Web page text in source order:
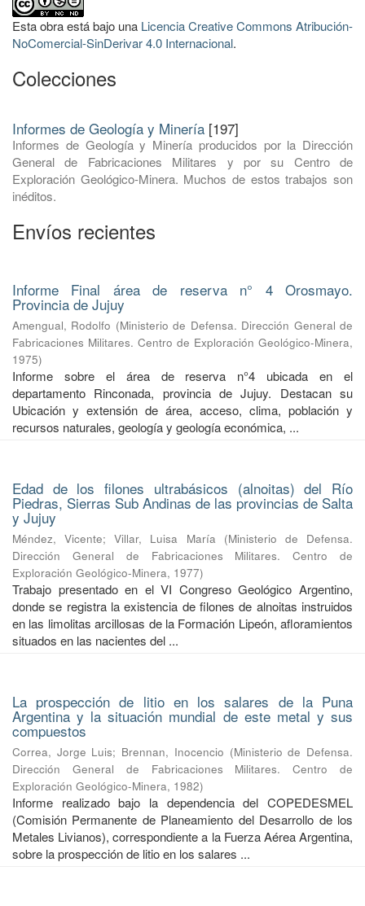
Esta obra está bajo una Licencia Creative Commons Atribución-
NoComercial-SinDerivar 4.0 Internacional.
Colecciones
Informes de Geología y Minería [197]
Informes de Geología y Minería producidos por la Dirección
General de Fabricaciones Militares y por su Centro de
Exploración Geológico-Minera. Muchos de estos trabajos son
inéditos.
Envíos recientes
Informe Final área de reserva n° 4 Orosmayo.
Provincia de Jujuy
Amengual, Rodolfo (Ministerio de Defensa. Dirección General de
Fabricaciones Militares. Centro de Exploración Geológico-Minera,
1975)
Informe sobre el área de reserva n°4 ubicada en el
departamento Rinconada, provincia de Jujuy. Destacan su
Ubicación y extensión de área, acceso, clima, población y
recursos naturales, geología y geología económica, ...
Edad de los filones ultrabásicos (alnoitas) del Río
Piedras, Sierras Sub Andinas de las provincias de Salta
y Jujuy
Méndez, Vicente;Villar, Luisa María (Ministerio de Defensa.
Dirección General de Fabricaciones Militares. Centro de
Exploración Geológico-Minera, 1977)
Trabajo presentado en el VI Congreso Geológico Argentino,
donde se registra la existencia de filones de alnoitas instruidos
en las limolitas arcillosas de la Formación Lipeón, afloramientos
situados en las nacientes del ...
La prospección de litio en los salares de la Puna
Argentina y la situación mundial de este metal y sus
compuestos
Correa, Jorge Luis; Brennan, Inocencio (Ministerio de Defensa.
Dirección General de Fabricaciones Militares. Centro de
Exploración Geológico-Minera, 1982)
Informe realizado bajo la dependencia del COPEDESMEL
(Comisión Permanente de Planeamiento del Desarrollo de los
Metales Livianos), correspondiente a la Fuerza Aérea Argentina,
sobre la prospección de litio en los salares ...